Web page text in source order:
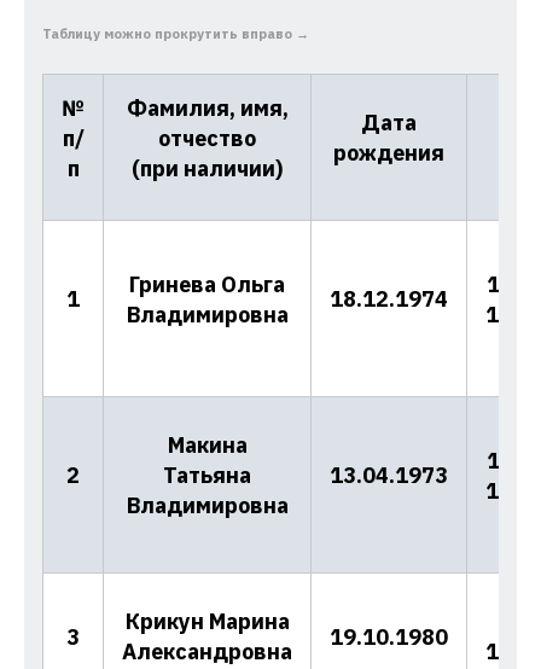
Таблицу можно прокрутить вправо →
№
п/
п
Фамилия, имя,
отчество
(при наличии)
Дата
рождения
1
Гринева Ольга
Владимировна
18.12.1974
10/
2
Макина
Татьяна
Владимировна
13.04.1973
10/
3
Крикун Марина
Александровна
19.10.1980